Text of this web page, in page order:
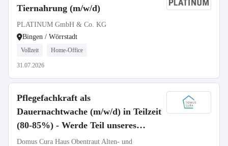
Tiernahrung (m/w/d)
PLATINUM GmbH & Co. KG
Bingen / Wörrstadt
Vollzeit Home-Office
31.07.2026
Pflegefachkraft als
Dauernachtwache (m/w/d) in Teilzeit
(80-85%) - Werde Teil unseres
Teams!
Domus Cura Haus Obentraut Alten- und